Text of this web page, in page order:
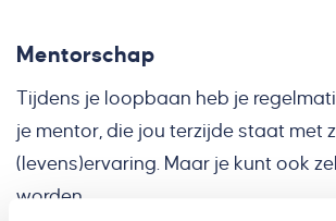
Mentorschap
Tijdens je loopbaan heb je
je mentor, die jou terzijde staat met
(levens)ervaring. Maar je kunt ook
worden.